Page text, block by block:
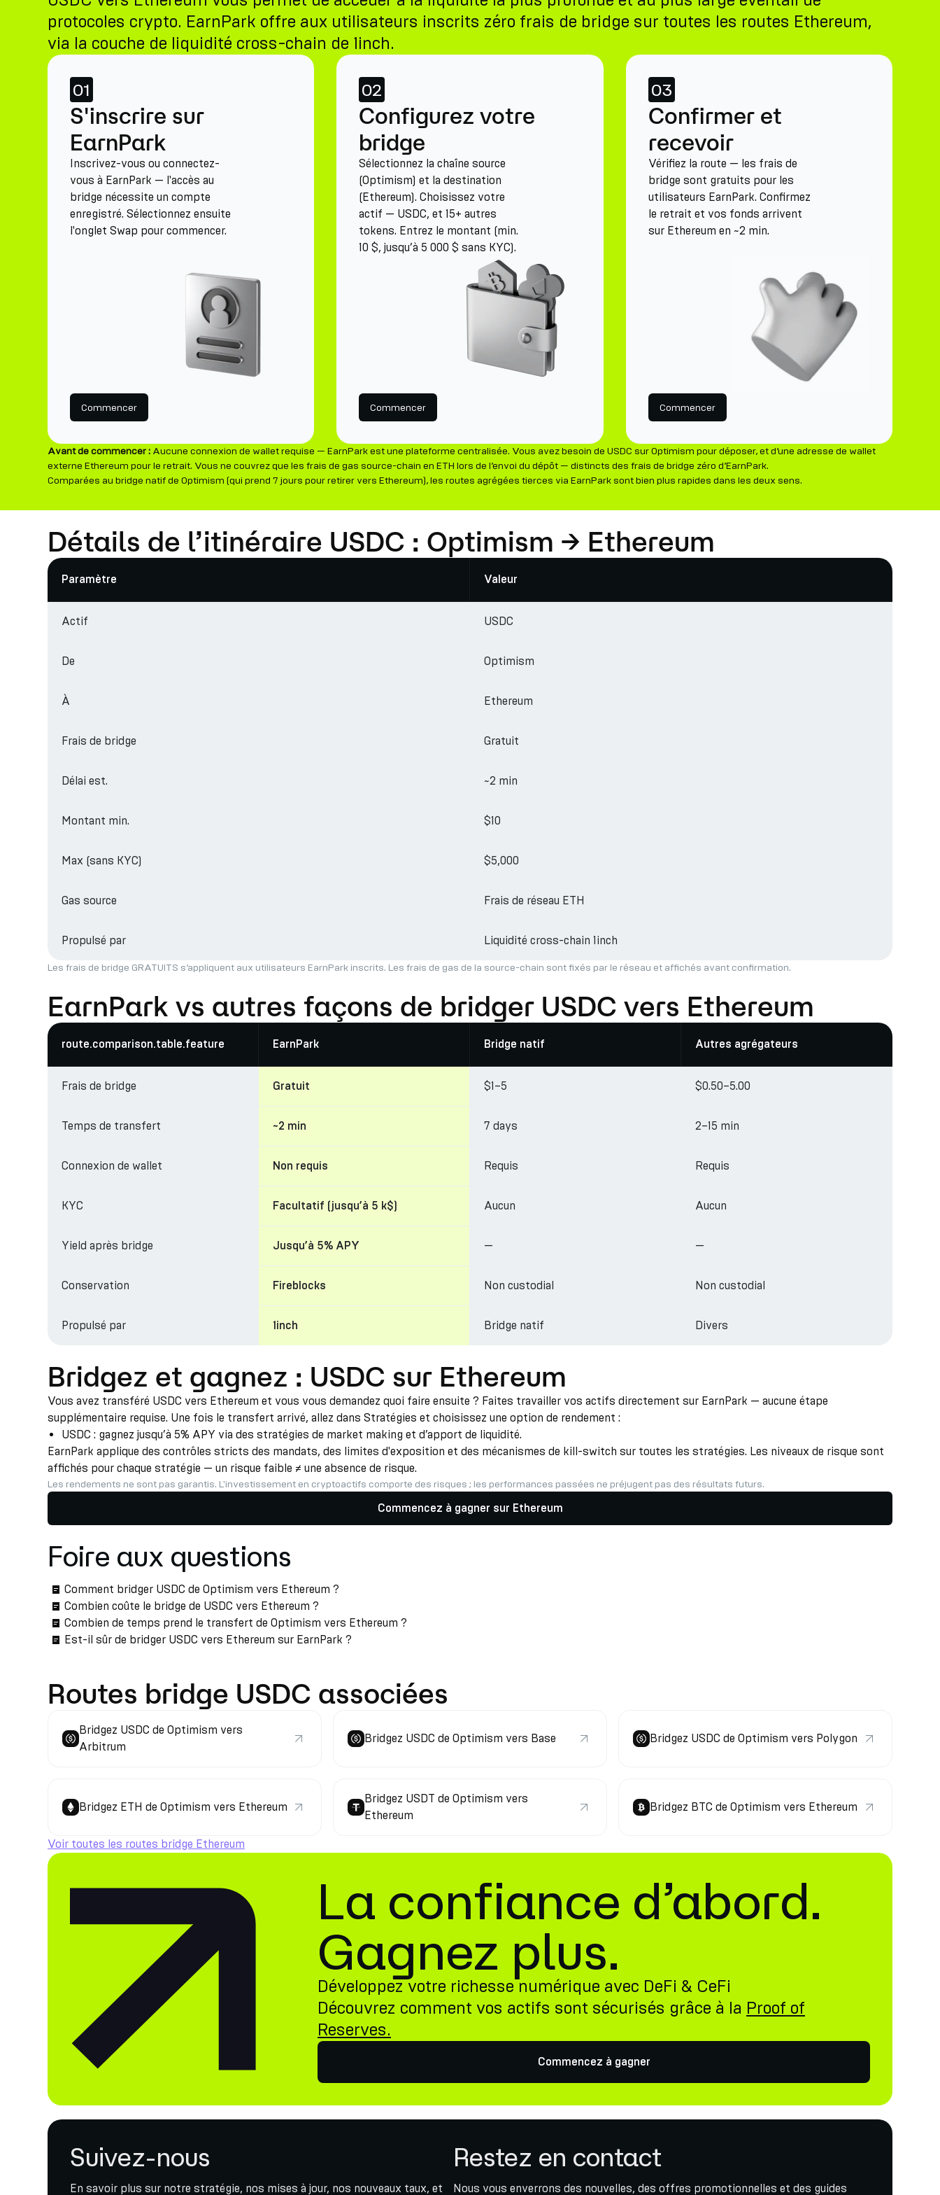
protocoles crypto. EarnPark offre aux utilisateurs inscrits zéro frais de bridge sur toutes les routes Ethereum,
via la couche de liquidité cross-chain de 1inch.
01
S'inscrire sur
EarnPark
Inscrivez-vous ou connectez-
vous à EarnPark — l'accès au
bridge nécessite un compte
enregistré. Sélectionnez ensuite
l'onglet Swap pour commencer.
Commencer
02
Configurez votre
bridge
Sélectionnez la chaîne source
(Optimism) et la destination
(Ethereum). Choisissez votre
actif — USDC, et 15+ autres
tokens. Entrez le montant (min.
10 $, jusqu’à 5 000 $ sans KYC).
Commencer
03
Confirmer et
recevoir
Vérifiez la route — les frais de
bridge sont gratuits pour les
utilisateurs EarnPark. Confirmez
le retrait et vos fonds arrivent
sur Ethereum en ~2 min.
Commencer
Avant de commencer : Aucune connexion de wallet requise — EarnPark est une plateforme centralisée. Vous avez besoin de USDC sur Optimism pour déposer, et d’une adresse de wallet
externe Ethereum pour le retrait. Vous ne couvrez que les frais de gas source-chain en ETH lors de l’envoi du dépôt — distincts des frais de bridge zéro d’EarnPark.
Comparées au bridge natif de Optimism (qui prend 7 jours pour retirer vers Ethereum), les routes agrégées tierces via EarnPark sont bien plus rapides dans les deux sens.
Détails de l’itinéraire USDC : Optimism → Ethereum
Paramètre Valeur
Actif USDC
De Optimism
À Ethereum
Frais de bridge Gratuit
Délai est. ~2 min
Montant min. $10
Max (sans KYC) $5,000
Gas source Frais de réseau ETH
Propulsé par Liquidité cross-chain 1inch
Les frais de bridge GRATUITS s’appliquent aux utilisateurs EarnPark inscrits. Les frais de gas de la source-chain sont fixés par le réseau et affichés avant confirmation.
EarnPark vs autres façons de bridger USDC vers Ethereum
route.comparison.table.feature EarnPark Bridge natif Autres agrégateurs
Frais de bridge Gratuit $1–5 $0.50–5.00
Temps de transfert ~2 min 7 days 2–15 min
Connexion de wallet Non requis Requis Requis
KYC Facultatif (jusqu’à 5 k$) Aucun Aucun
Yield après bridge Jusqu’à 5% APY — —
Conservation Fireblocks Non custodial Non custodial
Propulsé par 1inch Bridge natif Divers
Bridgez et gagnez : USDC sur Ethereum
Vous avez transféré USDC vers Ethereum et vous vous demandez quoi faire ensuite ? Faites travailler vos actifs directement sur EarnPark — aucune étape
supplémentaire requise. Une fois le transfert arrivé, allez dans Stratégies et choisissez une option de rendement :
USDC : gagnez jusqu’à 5% APY via des stratégies de market making et d’apport de liquidité.
EarnPark applique des contrôles stricts des mandats, des limites d'exposition et des mécanismes de kill-switch sur toutes les stratégies. Les niveaux de risque sont
affichés pour chaque stratégie — un risque faible ≠ une absence de risque.
Les rendements ne sont pas garantis. L'investissement en cryptoactifs comporte des risques ; les performances passées ne préjugent pas des résultats futurs.
Commencez à gagner sur Ethereum
Foire aux questions
Comment bridger USDC de Optimism vers Ethereum ?
Combien coûte le bridge de USDC vers Ethereum ?
Combien de temps prend le transfert de Optimism vers Ethereum ?
Est-il sûr de bridger USDC vers Ethereum sur EarnPark ?
Routes bridge USDC associées
Bridgez USDC de Optimism vers
Arbitrum
Bridgez USDC de Optimism vers Base Bridgez USDC de Optimism vers Polygon
Bridgez ETH de Optimism vers Ethereum
Bridgez USDT de Optimism vers
Ethereum
Bridgez BTC de Optimism vers Ethereum
Voir toutes les routes bridge Ethereum
La confiance d’abord.
Gagnez plus.
Développez votre richesse numérique avec DeFi & CeFi
Découvrez comment vos actifs sont sécurisés grâce à la Proof of
Reserves.
Commencez à gagner
Suivez-nous
En savoir plus sur notre stratégie, nos mises à jour, nos nouveaux taux, et
Restez en contact
Nous vous enverrons des nouvelles, des offres promotionnelles et des guides